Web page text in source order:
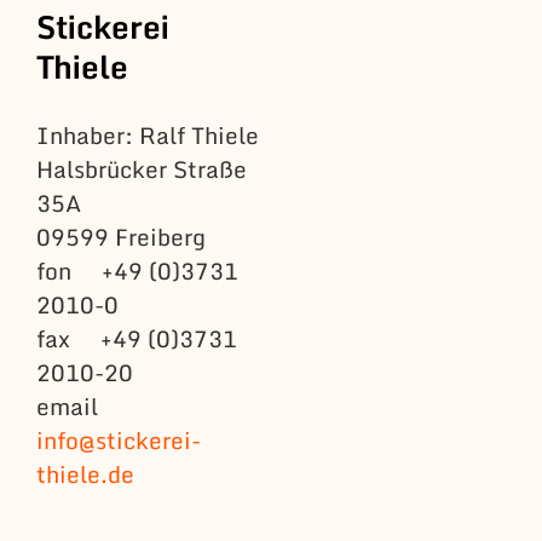
Stickerei
Thiele
Inhaber: Ralf Thiele
Halsbrücker Straße
35A
09599 Freiberg
fon +49 (0)3731
2010-0
fax +49 (0)3731
2010-20
email
info@stickerei-
thiele.de